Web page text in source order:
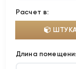
Расчет в:
Длина